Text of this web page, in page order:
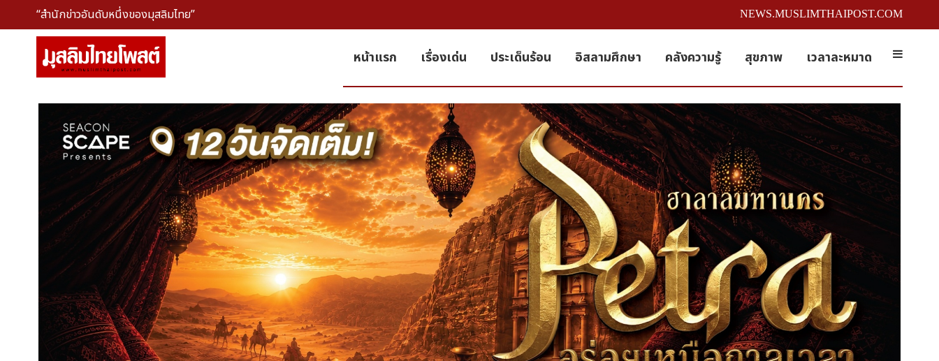
“สำนักข่าวอันดับหนึ่งของมุสลิมไทย” NEWS.MUSLIMTHAIPOST.COM
หน้าแรก เรื่องเด่น ประเด็นร้อน อิสลามศึกษา คลังความรู้ สุขภาพ เวลาละหมาด